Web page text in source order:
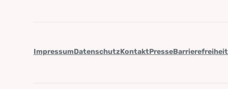
ImpressumDatenschutzKontaktPresse